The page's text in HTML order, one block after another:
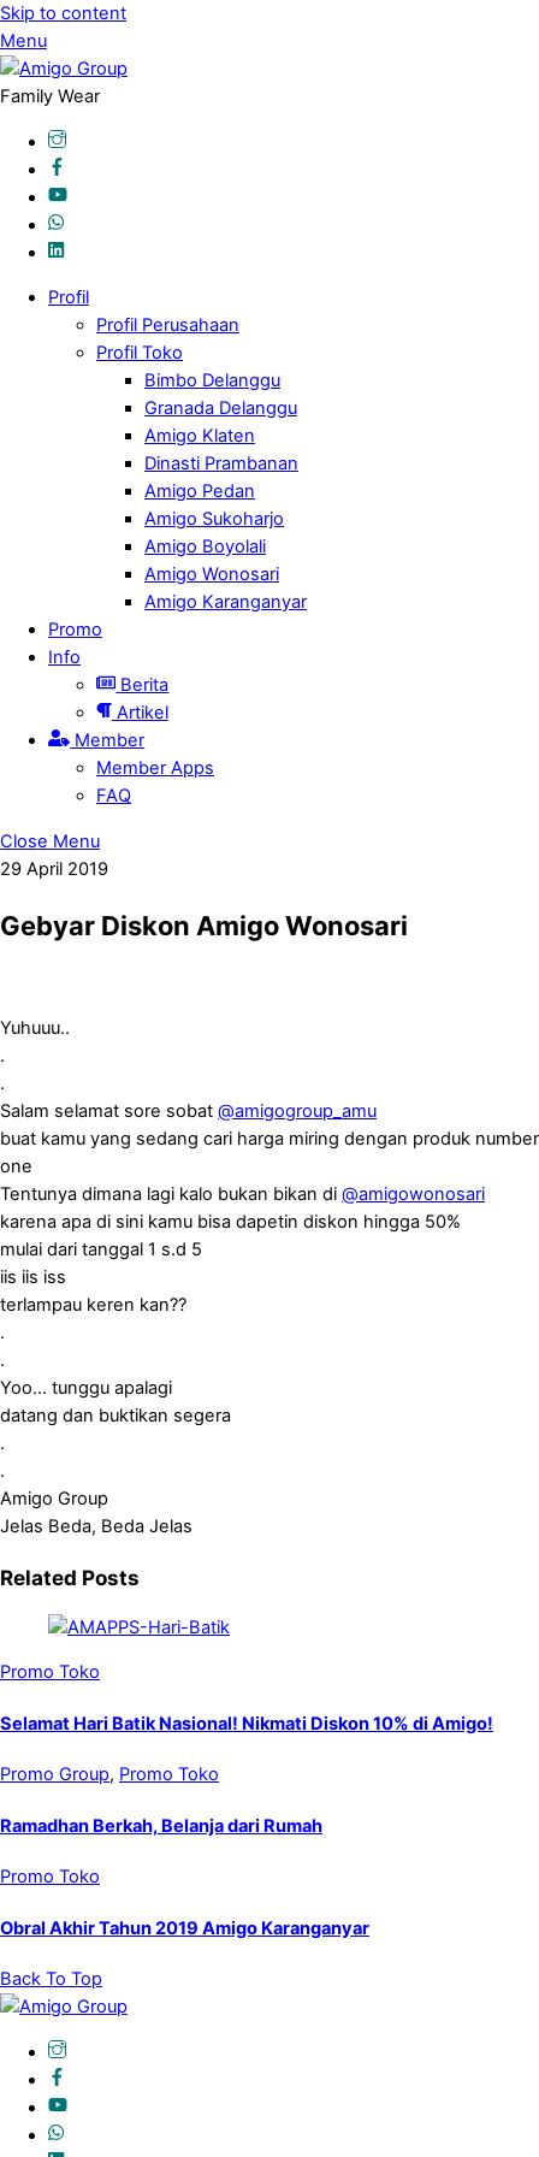
Skip to content
Menu
Family Wear
Profil
Profil Perusahaan
Profil Toko
Bimbo Delanggu
Granada Delanggu
Amigo Klaten
Dinasti Prambanan
Amigo Pedan
Amigo Sukoharjo
Amigo Boyolali
Amigo Wonosari
Amigo Karanganyar
Promo
Info
Berita
Artikel
Member
Member Apps
FAQ
Close Menu
29 April 2019
Gebyar Diskon Amigo Wonosari
Yuhuuu..
.
.
Salam selamat sore sobat @amigogroup_amu
buat kamu yang sedang cari harga miring dengan produk number
one
Tentunya dimana lagi kalo bukan bikan di @amigowonosari
karena apa di sini kamu bisa dapetin diskon hingga 50%
mulai dari tanggal 1 s.d 5
iis iis iss
terlampau keren kan??
.
.
Yoo… tunggu apalagi
datang dan buktikan segera
.
.
Amigo Group
Jelas Beda, Beda Jelas
Related Posts
Promo Toko
Selamat Hari Batik Nasional! Nikmati Diskon 10% di Amigo!
Promo Group, Promo Toko
Ramadhan Berkah, Belanja dari Rumah
Promo Toko
Obral Akhir Tahun 2019 Amigo Karanganyar
Back To Top